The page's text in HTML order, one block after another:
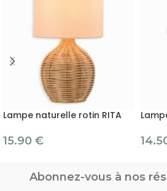
Lampe naturelle rotin RITA
15.90 €
Abonnez-vous à nos